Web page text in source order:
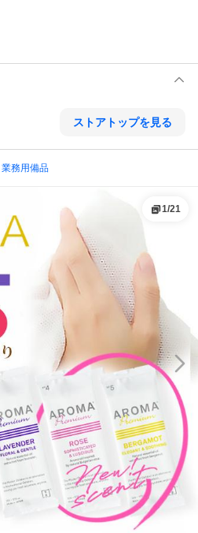
ストアトップを見る
業務用備品
1/21